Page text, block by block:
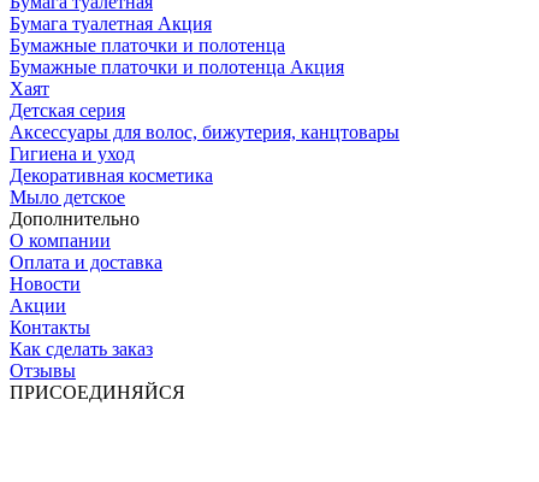
Бумага туалетная Акция
Бумажные платочки и полотенца
Бумажные платочки и полотенца Акция
Хаят
Детская серия
Аксессуары для волос, бижутерия, канцтовары
Гигиена и уход
Декоративная косметика
Мыло детское
Дополнительно
О компании
Оплата и доставка
Новости
Акции
Контакты
Как сделать заказ
Отзывы
ПРИСОЕДИНЯЙСЯ